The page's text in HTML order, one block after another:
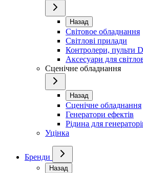
Назад
Світовое обладнання
Світлові прилади
Контролери, пульти
Аксесуари для
Сценічне обладнання
Назад
Сценічне обладнання
Генератори ефектів
Рідина для
Уцінка
Бренди
Назад